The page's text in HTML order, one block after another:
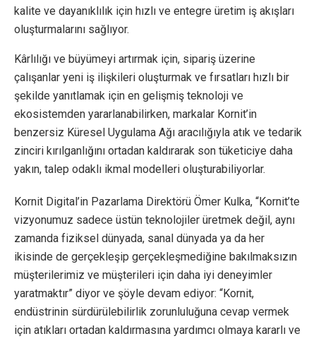
kalite ve dayanıklılık için hızlı ve entegre üretim iş akışları
oluşturmalarını sağlıyor.
Kârlılığı ve büyümeyi artırmak için, sipariş üzerine
çalışanlar yeni iş ilişkileri oluşturmak ve fırsatları hızlı bir
şekilde yanıtlamak için en gelişmiş teknoloji ve
ekosistemden yararlanabilirken, markalar Kornit’in
benzersiz Küresel Uygulama Ağı aracılığıyla atık ve tedarik
zinciri kırılganlığını ortadan kaldırarak son tüketiciye daha
yakın, talep odaklı ikmal modelleri oluşturabiliyorlar.
Kornit Digital’in Pazarlama Direktörü Ömer Kulka, “Kornit’te
vizyonumuz sadece üstün teknolojiler üretmek değil, aynı
zamanda fiziksel dünyada, sanal dünyada ya da her
ikisinde de gerçekleşip gerçekleşmediğine bakılmaksızın
müşterilerimiz ve müşterileri için daha iyi deneyimler
yaratmaktır” diyor ve şöyle devam ediyor: “Kornit,
endüstrinin sürdürülebilirlik zorunluluğuna cevap vermek
için atıkları ortadan kaldırmasına yardımcı olmaya kararlı ve